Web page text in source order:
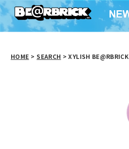
HOME > SEARCH > XYLISH BE@RBRICK